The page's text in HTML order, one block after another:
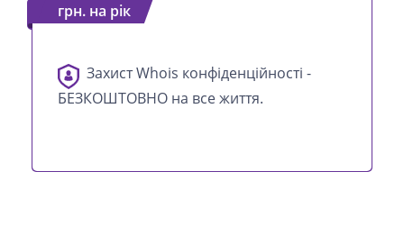
грн. на рік
Захист Whois конфіденційності -
БЕЗКОШТОВНО на все життя.